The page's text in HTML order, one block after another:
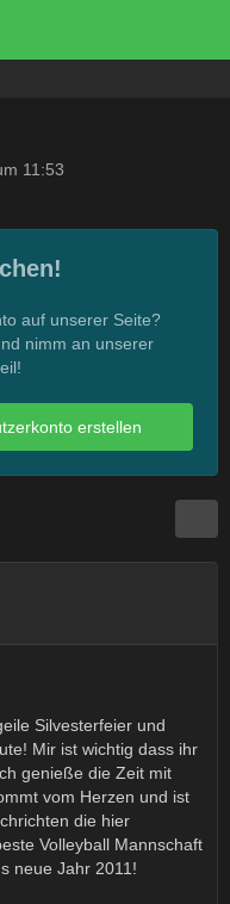
11:53
auf unserer Seite?
nimm an unserer
erstellen
Silvesterfeier und
Mir ist wichtig dass ihr
genieße die Zeit mit
vom Herzen und ist
die hier
Volleyball Mannschaft
neue Jahr 2011!